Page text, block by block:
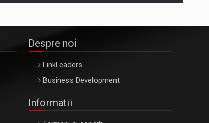
Despre noi
LinkLeaders
Business Development
Informatii